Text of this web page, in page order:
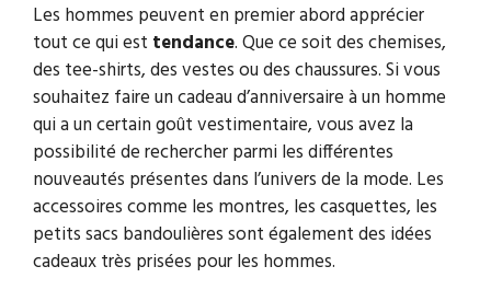
Les hommes peuvent en premier abord apprécier
tout ce qui est tendance. Que ce soit des chemises,
des tee-shirts, des vestes ou des chaussures. Si vous
souhaitez faire un cadeau d’anniversaire à un homme
qui a un certain goût vestimentaire, vous avez la
possibilité de rechercher parmi les différentes
nouveautés présentes dans l’univers de la mode. Les
accessoires comme les montres, les casquettes, les
petits sacs bandoulières sont également des idées
cadeaux très prisées pour les hommes.